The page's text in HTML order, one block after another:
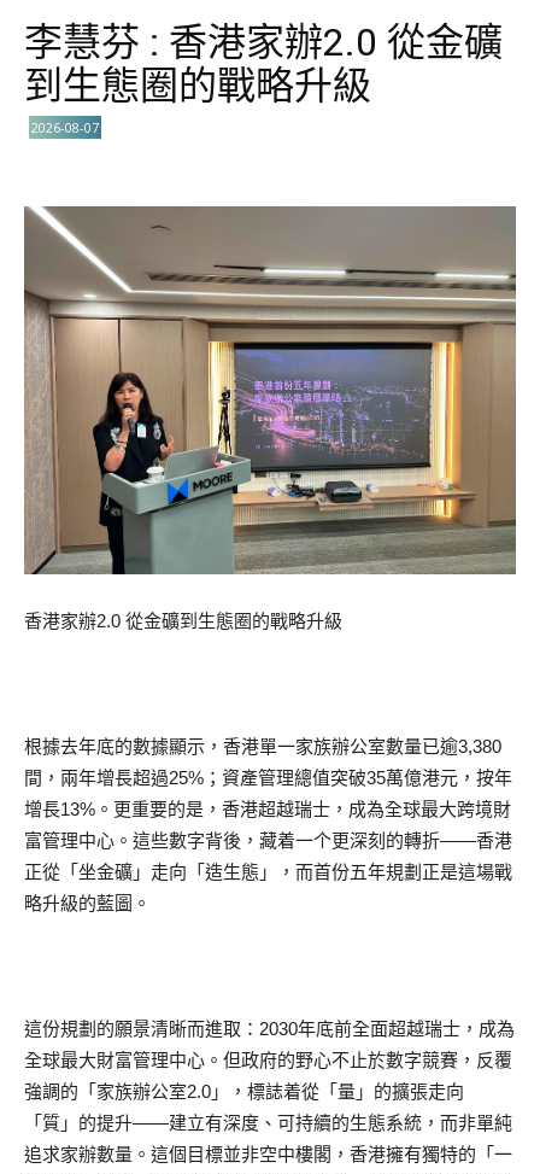
李慧芬 : 香港家辦2.0 從金礦
到生態圈的戰略升級
2026-08-07
香港家辦2.0 從金礦到生態圈的戰略升級
根據去年底的數據顯示，香港單一家族辦公室數量已逾3,380
間，兩年增長超過25%；資產管理總值突破35萬億港元，按年
增長13%。更重要的是，香港超越瑞士，成為全球最大跨境財
富管理中心。這些數字背後，藏着一个更深刻的轉折——香港
正從「坐金礦」走向「造生態」，而首份五年規劃正是這場戰
略升級的藍圖。
這份規劃的願景清晰而進取：2030年底前全面超越瑞士，成為
全球最大財富管理中心。但政府的野心不止於數字競賽，反覆
強調的「家族辦公室2.0」，標誌着從「量」的擴張走向
「質」的提升——建立有深度、可持續的生態系統，而非單純
追求家辦數量。這個目標並非空中樓閣，香港擁有獨特的「一